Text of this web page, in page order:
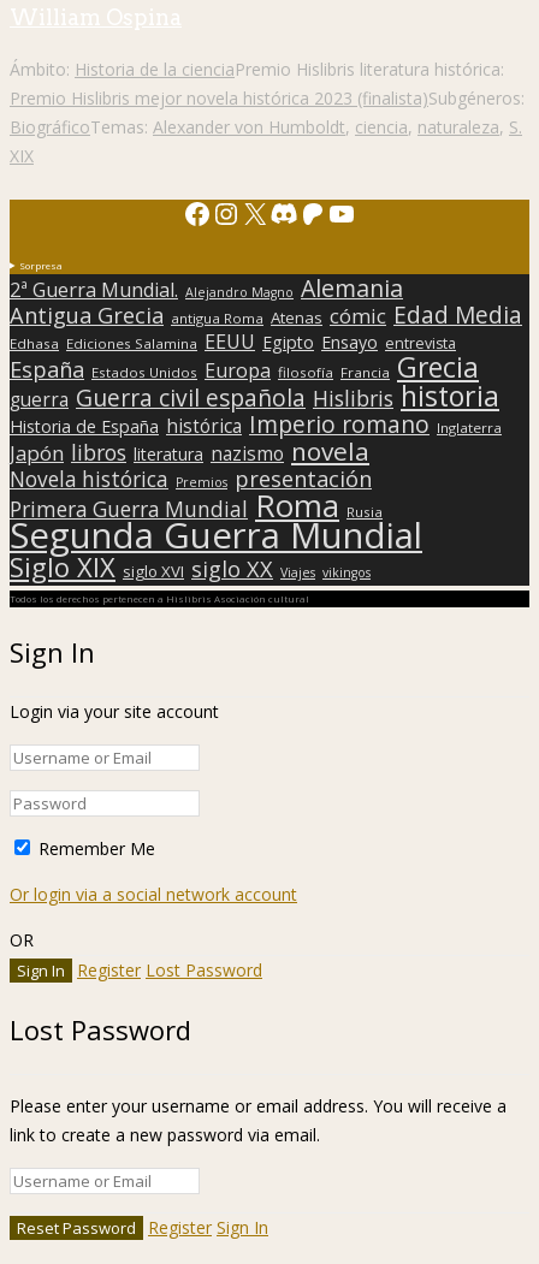
William Ospina
Ámbito: Historia de la cienciaPremio Hislibris literatura histórica:
Premio Hislibris mejor novela histórica 2023 (finalista)Subgéneros:
BiográficoTemas: Alexander von Humboldt, ciencia, naturaleza, S.
XIX
Facebook
Instagram
X Discord
Patreon
YouTube
Sorpresa
2ª Guerra Mundial. Alejandro Magno Alemania
Antigua Grecia antigua Roma Atenas cómic Edad Media
Edhasa Ediciones Salamina EEUU Egipto Ensayo entrevista
España Estados Unidos Europa filosofía Francia Grecia
guerra Guerra civil española Hislibris historia
Historia de España histórica Imperio romano Inglaterra
Japón libros literatura nazismo novela
Novela histórica Premios presentación
Primera Guerra Mundial Roma Rusia
Segunda Guerra Mundial
Siglo XIX siglo XVI siglo XX Viajes vikingos
Todos los derechos pertenecen a Hislibris Asociación cultural
Sign In
Login via your site account
Remember Me
Or login via a social network account
OR
Register Lost Password
Lost Password
Please enter your username or email address. You will receive a
link to create a new password via email.
Register Sign In